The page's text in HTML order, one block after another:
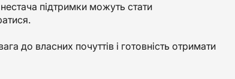
підтримки можуть стати
до власних почуттів і готовність отримати